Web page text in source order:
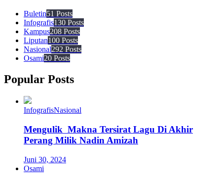
Buletin51 Posts
Infografis130 Posts
Kampus208 Posts
Liputan100 Posts
Nasional292 Posts
Osami20 Posts
Popular Posts
InfografisNasional
Mengulik Makna Tersirat Lagu Di Akhir
Perang Milik Nadin Amizah
Juni 30, 2024
Osami